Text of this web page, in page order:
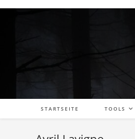
STARTSEITE TOOLS